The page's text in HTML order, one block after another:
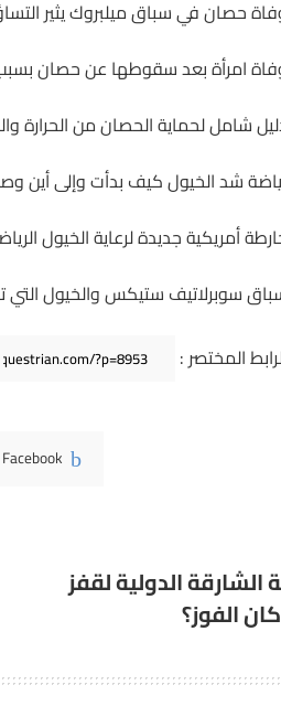
حصان في سباق ميلبروك يثير
امرأة بعد سقوطها عن حصان
شامل لحماية الحصان من الحرارة
شد الخيول كيف بدأت وإلى أين
أمريكية جديدة لرعاية الخيول
سوبرلاتيف ستيكس والخيول التي
المختصر :
الشارقة الدولية لقفز
الفوز؟